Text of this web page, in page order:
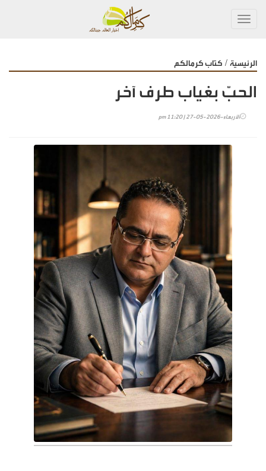
الرئيسية / كتاب كرمالكم
الحبّ بغياب طرف آخر
الأربعاء-2026-05-27 | 11:20 pm